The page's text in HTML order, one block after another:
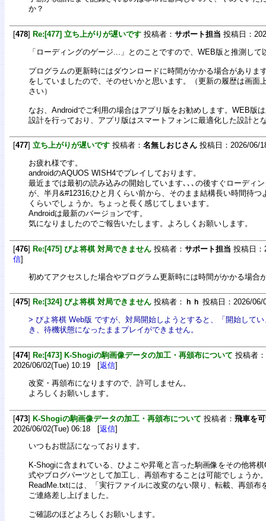
か？
[478] Re:[477] 立ち上がりが遅いです 投稿者： サポート担当 投稿日：
「ローディングのゲージ...」とのことですので、WEB版と推測して
プログラムの更新時にはダウンロードに時間がかかる場合がありま
をしていましたので、そのせいかと思います。（更新の履歴は画面
さい）
なお、Androidでご利用の場合はアプリ版をお勧めします。WEB版
設計を行っており、アプリ版はスマートフォンに最適化した設計と
[477] 立ち上がりが遅いです 投稿者： 名無しおじさん 投稿日：2026/06/
お疲れ様です。
androidのAQUOS WISH4でプレイしております。
最近までは最初の読み込みの開始しています､､､の後すぐローディ
が、半月&#12316;ひと月くらい前から、そのまま結構長い時間待つ
くらいでしょうか。ちょっと長く感じてしまいます。
Androidは最新のバージョンです。
気になりましたのでご報告いたします。よろしくお願いします。
[476] Re:[475] ぴよ将棋 対局できません 投稿者： サポート担当 投稿日
信]
初めてアクセスした場合やプログラム更新時には時間がかかる場合
[475] Re:[324] ぴよ将棋 対局できません 投稿者： ｈｈ 投稿日：2026/
> ぴよ将棋 Web版 ですが、対局開始しようとすると、「開始して
き、待機状態になったままプレイができません。
[474] Re:[473] K-Shogiの駒画像データの加工・再頒布について 投稿者：
2026/06/02(Tue) 10:19 [返信]
改変・再頒布になりますので、許可しません。
よろしくお願いします。
[473] K-Shogiの駒画像データの加工・再頒布について 投稿者： 飛車を
2026/06/02(Tue) 06:18 [返信]
いつもお世話になっております。
K-Shogiに含まれている、ひよこや昇竜と言った駒画像をその他将
式やブログパーツとして加工し、再頒布することは可能でしょうか
ReadMe.txtには、「実行ファイルに改変のない限り、転載、再頒布
ご連絡差し上げました。
ご確認のほどよろしくお願いします。